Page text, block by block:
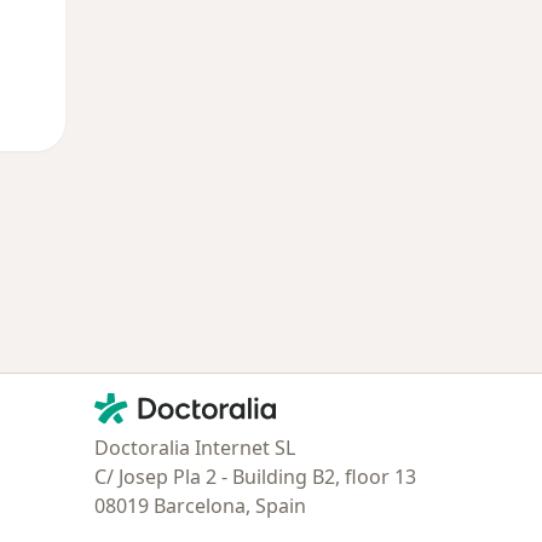
Contacto
Doctoralia - Página de inicio
Doctoralia Internet SL
C/ Josep Pla 2 - Building B2, floor 13
08019 Barcelona, Spain